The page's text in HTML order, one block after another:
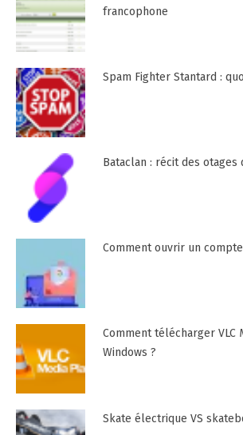
francophone
Spam Fighter Stantard :
Bataclan : récit des otages
Comment ouvrir un
Comment télécharger VLC
Windows ?
Skate électrique VS